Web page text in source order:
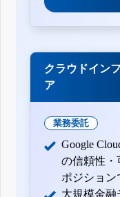
クラウドイン
ア
業務委託
Google
の信頼性・
ポジション
大規模金融